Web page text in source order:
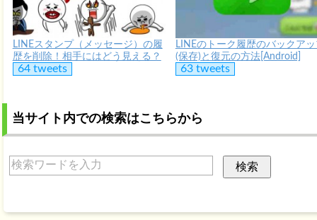
LINEスタンプ（メッセージ）の履
歴を削除！相手にはどう見える？
64 tweets
LINEのトーク履歴のバックア
(保存)と復元の方法[Android]
63 tweets
当サイト内での検索はこちらから